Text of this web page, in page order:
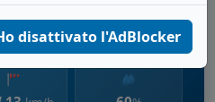
disattivato l'AdBlocker